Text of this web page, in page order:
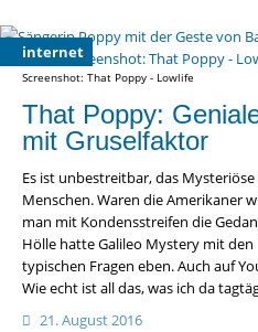
Screenshot: That Poppy - Lowlife
internet
That Poppy:
mit Gruselfaktor
Es ist unbestreitbar, das
Menschen. Waren die Amerikaner
man mit Kondensstreifen die
Hölle hatte Galileo Mystery mit
typischen Fragen eben. Auch auf
Wie echt ist all das, was ich da
21. August 2016